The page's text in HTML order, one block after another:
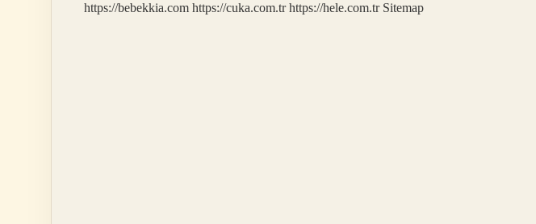
Alınır
https://bebekkia.com https://cuka.com.tr https://hele.com.tr Sitemap